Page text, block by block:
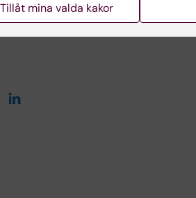
Tillåt mina valda kakor